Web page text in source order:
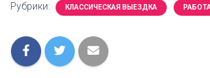
Рубрики: КЛАССИЧЕСКАЯ ВЫЕЗДКА